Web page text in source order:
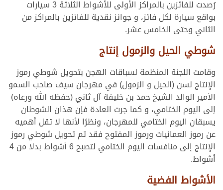
رُصدت للفائزين بالمراكز الأولى للأشواط الثلاثة 3 سيارات
بواقع سيارة لكل فائز، و جوائز نقدية للفائزين بالمراكز من
الثاني وحتى الخامس عشر.
شوطي الحيل والزمول إنتاج
وقامت اللجنة المنظمة لسباقات الهجن بتحويل شوطي رموز
الإنتاج لسن (الحيل و الزمول) في مهرجان سيف صاحب السمو
الأمير الوالد الشيخ حمد بن خليفة آل ثاني (حفظه الله ورعاه)
إلى اليوم الختامي، و كما جرت العادة فإن هذان الشوطان
يسبقان اليوم الختامي للمهرجان، ونظرًا لأنها لا تقل أهميه
عن رموز العمانيات ورموز المفتوح فقد تم تحويل شوطي رموز
الإنتاج إلى منافسات اليوم الختامي لتصبح 6 أشواط بدلا من 4
أشواط.
الأشواط الفضية